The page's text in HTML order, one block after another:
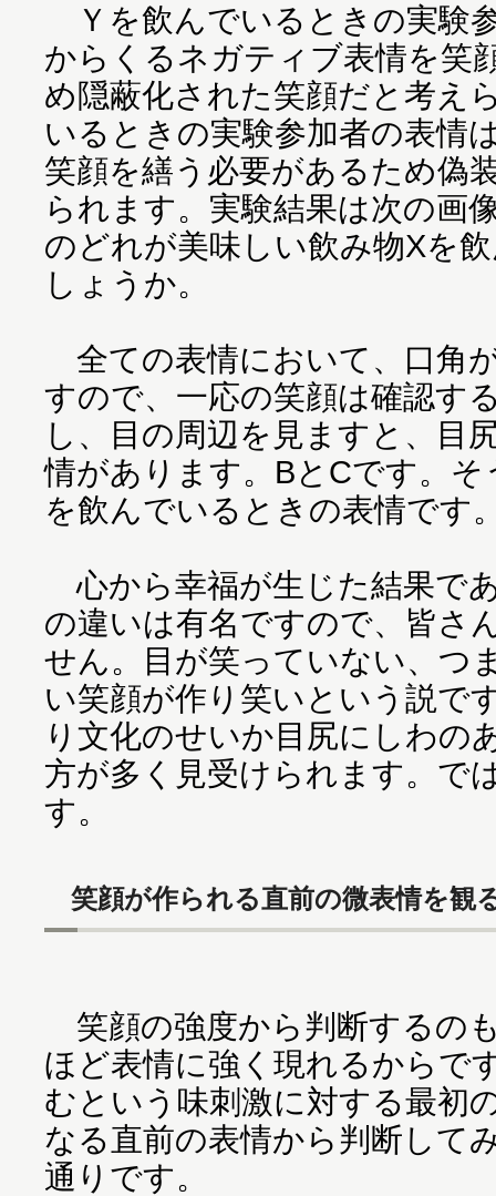
Ｙを飲んでいるときの実験
からくるネガティブ表情を笑
め隠蔽化された笑顔だと考え
いるときの実験参加者の表情
笑顔を繕う必要があるため偽
られます。実験結果は次の画
のどれが美味しい飲み物Xを
しょうか。
全ての表情において、口角
すので、一応の笑顔は確認す
し、目の周辺を見ますと、目
情があります。BとCです。
を飲んでいるときの表情です
心から幸福が生じた結果で
の違いは有名ですので、皆さ
せん。目が笑っていない、つ
い笑顔が作り笑いという説で
り文化のせいか目尻にしわの
方が多く見受けられます。で
す。
笑顔が作られる直前の微表情を観
笑顔の強度から判断するの
ほど表情に強く現れるからで
むという味刺激に対する最初
なる直前の表情から判断して
通りです。